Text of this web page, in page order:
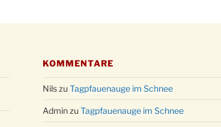
am
19.12.
KOMMENTARE
Nilszu Tagpfauenauge im Schnee
Adminzu Tagpfauenauge im Schnee